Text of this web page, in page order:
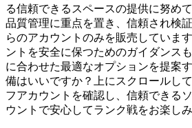
る信頼できるスペースの提供に努め
品質管理に重点を置き、信頼され検
らのアカウントのみを販売していま
ントを安全に保つためのガイダンス
に合わせた最適なオプションを提案
備はいいですか？上にスクロールし
フアカウントを確認し、信頼できる
ウントで安心してランク戦をお楽しみ